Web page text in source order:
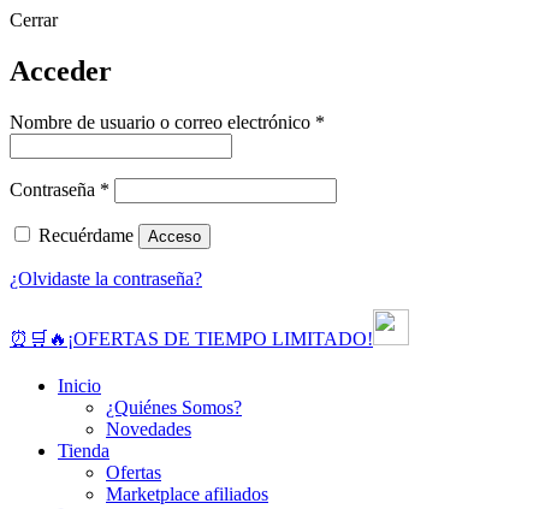
Cerrar
Acceder
Nombre de usuario o correo electrónico *
Contraseña *
Recuérdame Acceso
¿Olvidaste la contraseña?
⏰🛒🔥¡OFERTAS DE TIEMPO LIMITADO!
Inicio
¿Quiénes Somos?
Novedades
Tienda
Ofertas
Marketplace afiliados